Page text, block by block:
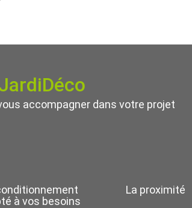
accompagner dans votre projet
à vos besoins
La proximité